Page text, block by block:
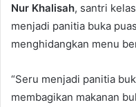
Nur Khalisah, santri
menjadi panitia buka
menghidangkan menu
“Seru menjadi panitia
membagikan makanan